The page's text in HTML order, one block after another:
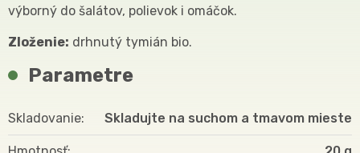
výborný do šalátov, polievok i omáčok.
Zloženie: drhnutý tymián bio.
Parametre
Skladovanie Skladujte na suchom a tmavom mieste